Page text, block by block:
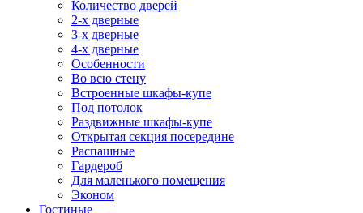
Количество дверей
2-х дверные
3-х дверные
4-х дверные
Особенности
Во всю стену
Встроенные шкафы-купе
Под потолок
Раздвижные шкафы-купе
Открытая секция посередине
Распашные
Гардероб
Для маленького помещения
Эконом
Гостиные